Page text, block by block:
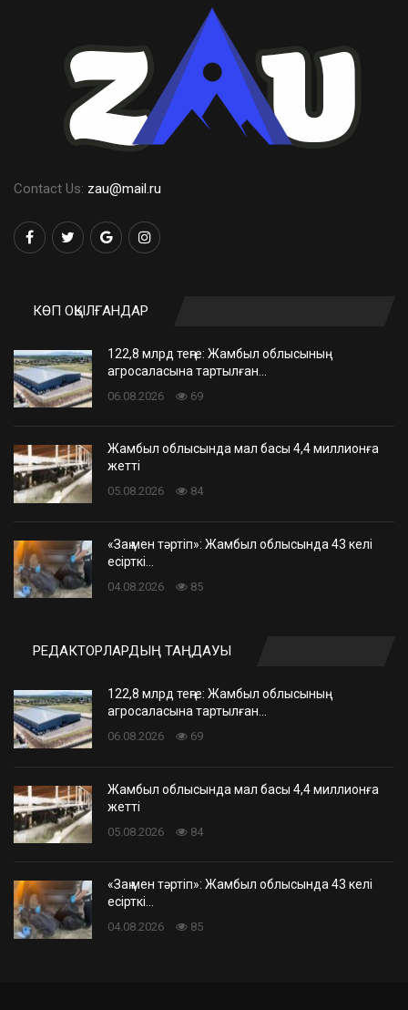
Contact Us: zau@mail.ru
КӨП ОҚЫЛҒАНДАР
122,8 млрд теңге: Жамбыл облысының
агросаласына тартылған…
06.08.2026 69
Жамбыл облысында мал басы 4,4 миллионға
жетті
05.08.2026 84
«Заң мен тәртіп»: Жамбыл облысында 43 келі
есірткі…
04.08.2026 85
РЕДАКТОРЛАРДЫҢ ТАҢДАУЫ
122,8 млрд теңге: Жамбыл облысының
агросаласына тартылған…
06.08.2026 69
Жамбыл облысында мал басы 4,4 миллионға
жетті
05.08.2026 84
«Заң мен тәртіп»: Жамбыл облысында 43 келі
есірткі…
04.08.2026 85